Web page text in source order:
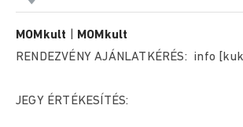
MOMkult
MOMkult
RENDEZVÉNY AJÁNLATKÉRÉS: info
JEGY ÉRTÉKESÍTÉS: